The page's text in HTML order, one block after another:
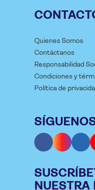
Quienes Somos
Contáctanos
Responsabilidad
Condiciones y
Política de
NUESTRA